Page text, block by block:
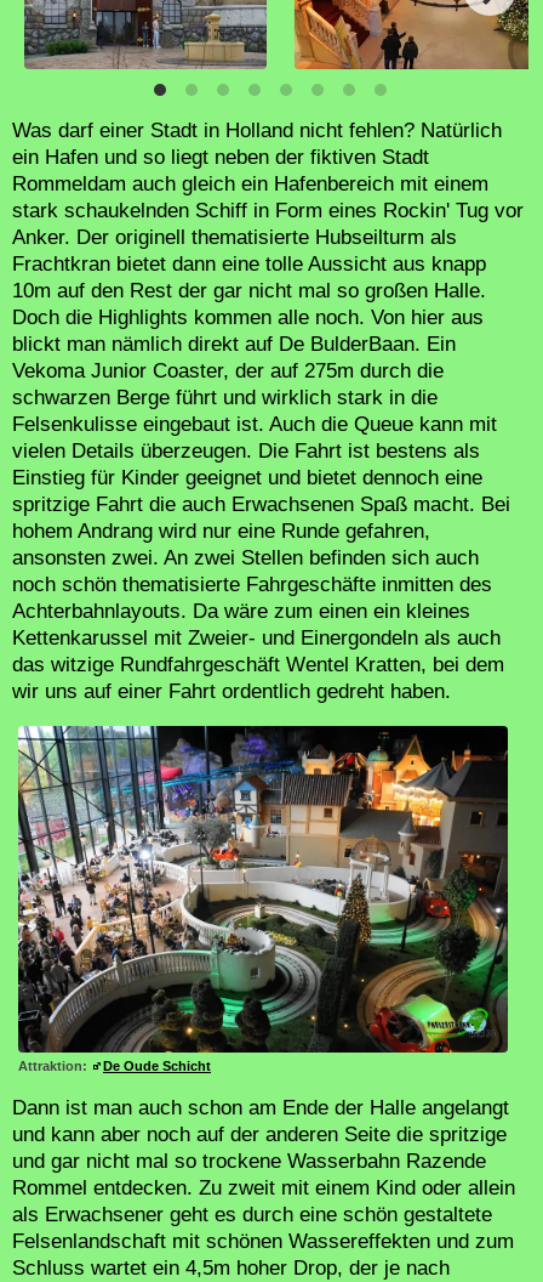
Was darf einer Stadt in Holland nicht fehlen? Natürlich
ein Hafen und so liegt neben der fiktiven Stadt
Rommeldam auch gleich ein Hafenbereich mit einem
stark schaukelnden Schiff in Form eines Rockin' Tug vor
Anker. Der originell thematisierte Hubseilturm als
Frachtkran bietet dann eine tolle Aussicht aus knapp
10m auf den Rest der gar nicht mal so großen Halle.
Doch die Highlights kommen alle noch. Von hier aus
blickt man nämlich direkt auf De BulderBaan. Ein
Vekoma Junior Coaster, der auf 275m durch die
schwarzen Berge führt und wirklich stark in die
Felsenkulisse eingebaut ist. Auch die Queue kann mit
vielen Details überzeugen. Die Fahrt ist bestens als
Einstieg für Kinder geeignet und bietet dennoch eine
spritzige Fahrt die auch Erwachsenen Spaß macht. Bei
hohem Andrang wird nur eine Runde gefahren,
ansonsten zwei. An zwei Stellen befinden sich auch
noch schön thematisierte Fahrgeschäfte inmitten des
Achterbahnlayouts. Da wäre zum einen ein kleines
Kettenkarussel mit Zweier- und Einergondeln als auch
das witzige Rundfahrgeschäft Wentel Kratten, bei dem
wir uns auf einer Fahrt ordentlich gedreht haben.
Attraktion: De Oude Schicht
Dann ist man auch schon am Ende der Halle angelangt
und kann aber noch auf der anderen Seite die spritzige
und gar nicht mal so trockene Wasserbahn Razende
Rommel entdecken. Zu zweit mit einem Kind oder allein
als Erwachsener geht es durch eine schön gestaltete
Felsenlandschaft mit schönen Wassereffekten und zum
Schluss wartet ein 4,5m hoher Drop, der je nach